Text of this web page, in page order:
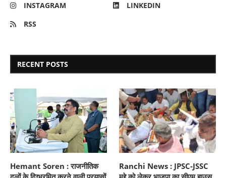
INSTAGRAM
LINKEDIN
RSS
RECENT POSTS
Hemant Soren : राजनीतिक
Ranchi News : JPSC-JSSC